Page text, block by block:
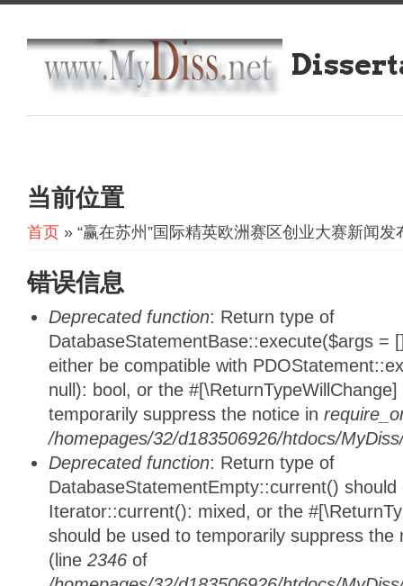
当前位置
首页 » “赢在苏州”国际精英欧洲赛区创业大赛新闻
错误信息
Deprecated function: Return type of
DatabaseStatementBase::execute($args =
either be compatible with
null): bool, or the
temporarily suppress the notice in
/homepages/32/d183506926/htdocs/
Deprecated function: Return type of
DatabaseStatementEmpty::current()
Iterator::current(): mixed, or the
should be used to temporarily suppress
(line 2346 of